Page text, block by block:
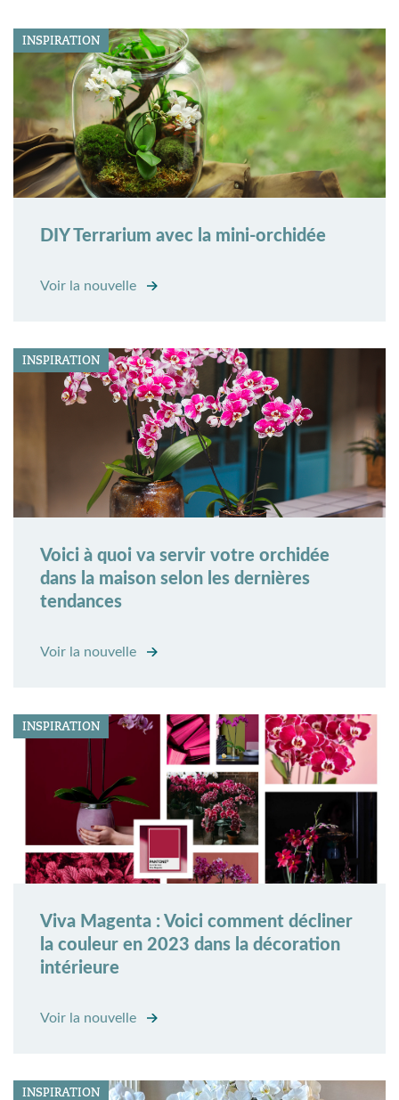
INSPIRATION
DIY Terrarium avec la mini-orchidée
Voir la nouvelle
INSPIRATION
Voici à quoi va servir votre orchidée
dans la maison selon les dernières
tendances
Voir la nouvelle
INSPIRATION
Viva Magenta : Voici comment décliner
la couleur en 2023 dans la décoration
intérieure
Voir la nouvelle
INSPIRATION